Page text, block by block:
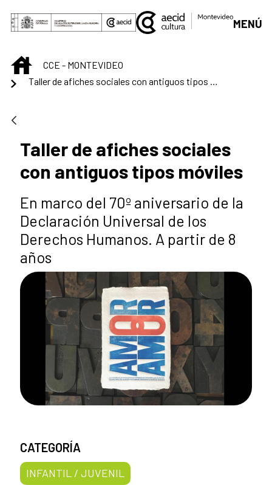
Saltar al contenido principal
MENÚ
INICIOCCE - MONTEVIDEO
Taller de afiches sociales con antiguos tipos móviles
Taller de afiches sociales
con antiguos tipos móviles
En marco del 70º aniversario de la
Declaración Universal de los
Derechos Humanos. A partir de 8
años
CATEGORÍA
INFANTIL / JUVENIL